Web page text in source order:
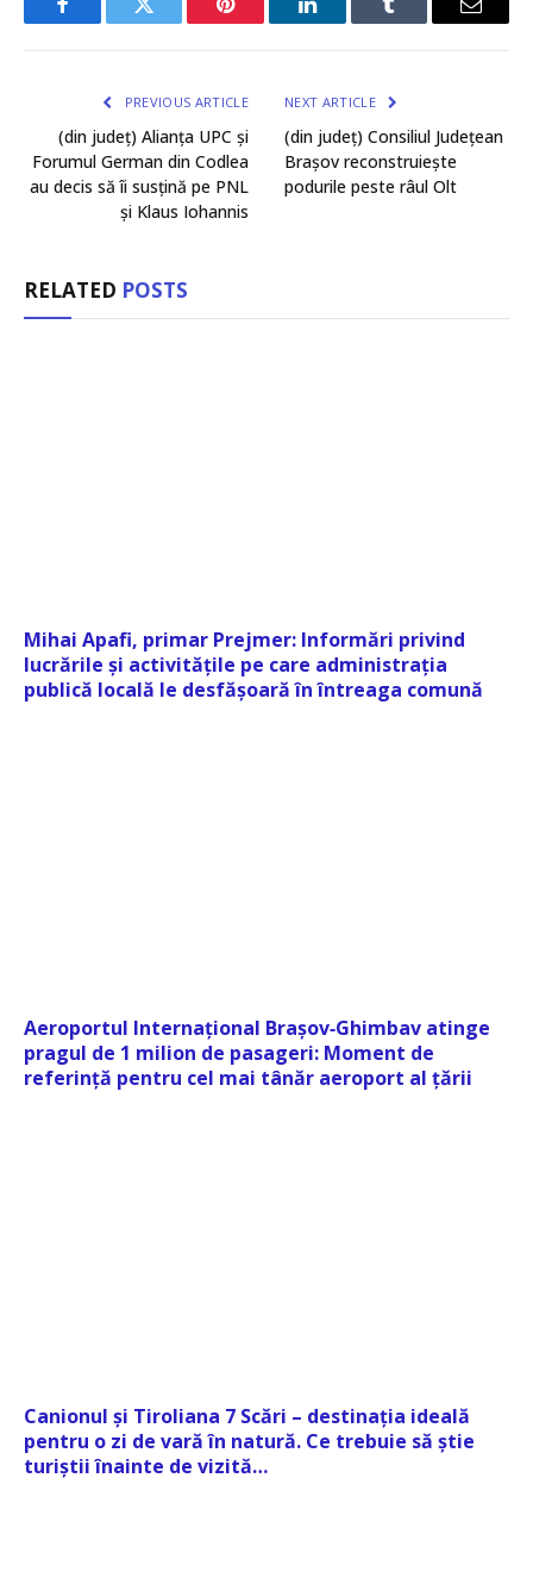
FacebookTwitter Pinterest LinkedInTumblr Email
PREVIOUS ARTICLE
(din județ) Alianța UPC și
Forumul German din Codlea
au decis să îi susțină pe PNL
și Klaus Iohannis
NEXT ARTICLE
(din județ) Consiliul Județean
Brașov reconstruiește
podurile peste râul Olt
RELATED POSTS
Mihai Apafi, primar Prejmer: Informări privind
lucrările și activitățile pe care administrația
publică locală le desfășoară în întreaga comună
Aeroportul Internațional Brașov‑Ghimbav atinge
pragul de 1 milion de pasageri: Moment de
referință pentru cel mai tânăr aeroport al țării
Canionul și Tiroliana 7 Scări – destinația ideală
pentru o zi de vară în natură. Ce trebuie să știe
turiștii înainte de vizită…